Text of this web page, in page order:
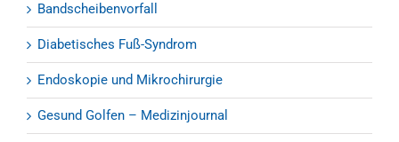
Bandscheibenvorfall
Diabetisches Fuß-Syndrom
Endoskopie und Mikrochirurgie
Gesund Golfen – Medizinjournal